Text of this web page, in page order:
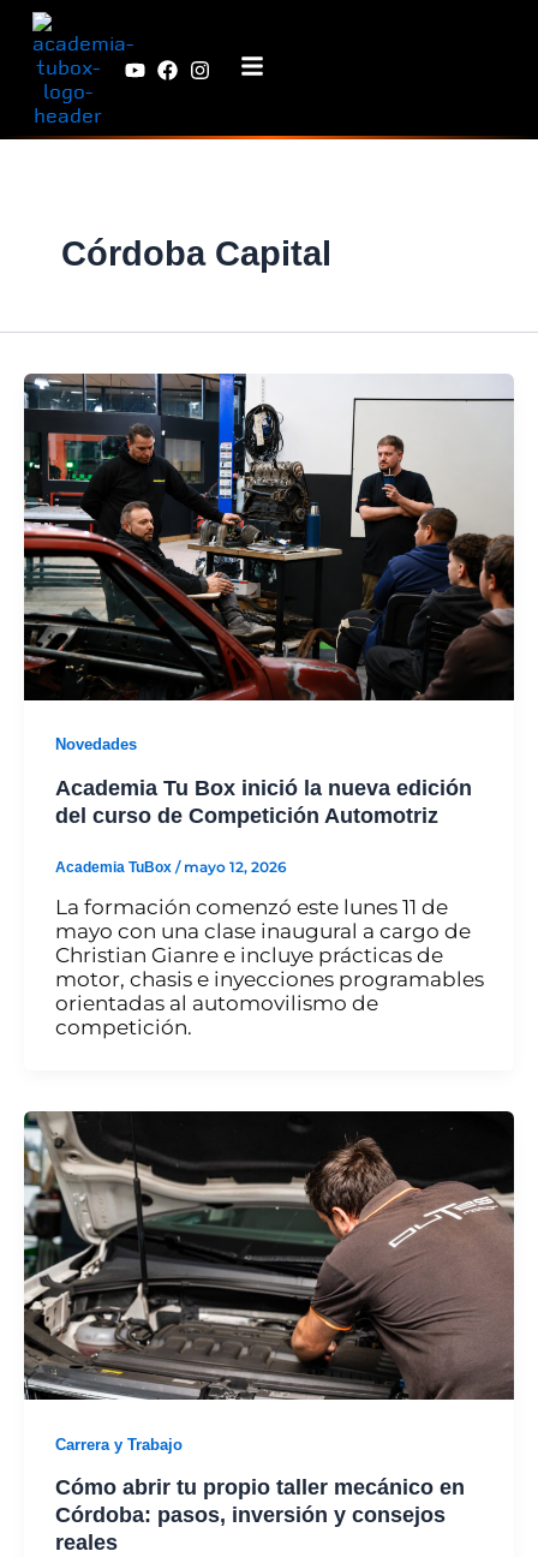
contenido
Córdoba Capital
Novedades
Academia Tu Box inició la nueva edición
del curso de Competición Automotriz
Academia TuBox / mayo 12, 2026
La formación comenzó este lunes 11 de
mayo con una clase inaugural a cargo de
Christian Gianre e incluye prácticas de
motor, chasis e inyecciones programables
orientadas al automovilismo de
competición.
Carrera y Trabajo
Cómo abrir tu propio taller mecánico en
Córdoba: pasos, inversión y consejos
reales